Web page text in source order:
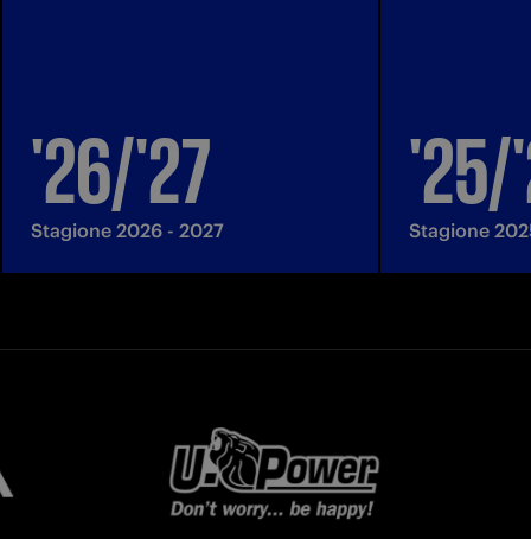
'26/'27
Stagione 2026 - 2027
'25/
Stagione